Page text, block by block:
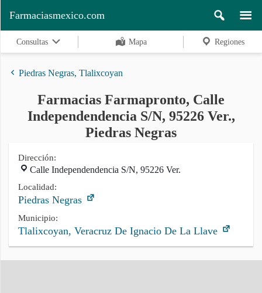
Buscar
Contacto
Farmaciasmexico.com
Consultas Mapa Regiones
Piedras Negras, Tlalixcoyan
Farmacias Farmapronto, Calle
Independendencia S/N, 95226 Ver.,
Piedras Negras
Dirección:
Calle Independendencia S/N, 95226 Ver.
Localidad:
Piedras Negras
Municipio:
Tlalixcoyan, Veracruz De Ignacio De La Llave